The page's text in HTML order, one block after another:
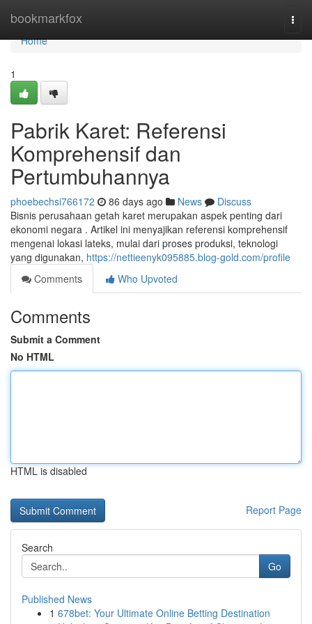
bookmarkfox
Home
Home
1
Pabrik Karet: Referensi
Komprehensif dan
Pertumbuhannya
phoebechsi766172 86 days ago News
Discuss
Bisnis perusahaan getah karet merupakan aspek penting dari
ekonomi negara . Artikel ini menyajikan referensi komprehensif
mengenai lokasi lateks, mulai dari proses produksi, teknologi
yang digunakan, https://nettieenyk095885.blog-gold.com/profile
Comments
Who Upvoted
Comments
Submit a Comment
No HTML
HTML is disabled
Report Page
Search
Go
Published News
1 678bet: Your Ultimate Online Betting Destination